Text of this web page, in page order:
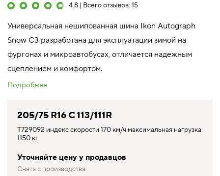
4.8 | Всего отзывов: 15
Универсальная нешипованная шина Ikon Autograph
Snow C3 разработана для эксплуатации зимой на
фургонах и микроавтобусах, отличается надежным
сцеплением и комфортом.
Подробнее
205/75 R16 C 113/111R
T729092 индекс скорости 170 км/ч максимальная нагрузка
1150 кг
Уточняйте цену у продавцов
Снята с производства